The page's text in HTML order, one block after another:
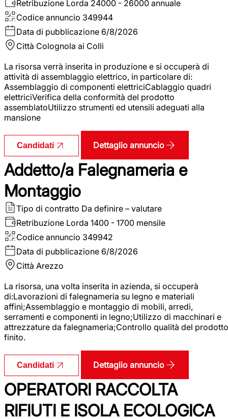
Retribuzione Lorda 24000 - 26000 annuale
Codice annuncio 349944
Data di pubblicazione 6/8/2026
Città Colognola ai Colli
La risorsa verrà inserita in produzione e si occuperà di
attività di assemblaggio elettrico, in particolare di:
Assemblaggio di componenti elettriciCablaggio quadri
elettriciVerifica della conformità del prodotto
assemblatoUtilizzo strumenti ed utensili adeguati alla
mansione
Candidati Dettaglio annuncio
Addetto/a Falegnameria e
Montaggio
Tipo di contratto Da definire – valutare
Retribuzione Lorda 1400 - 1700 mensile
Codice annuncio 349942
Data di pubblicazione 6/8/2026
Città Arezzo
La risorsa, una volta inserita in azienda, si occuperà
di:Lavorazioni di falegnameria su legno e materiali
affini;Assemblaggio e montaggio di mobili, arredi,
serramenti e componenti in legno;Utilizzo di macchinari e
attrezzature da falegnameria;Controllo qualità del prodotto
finito.
Candidati Dettaglio annuncio
OPERATORI RACCOLTA
RIFIUTI E ISOLA ECOLOGICA